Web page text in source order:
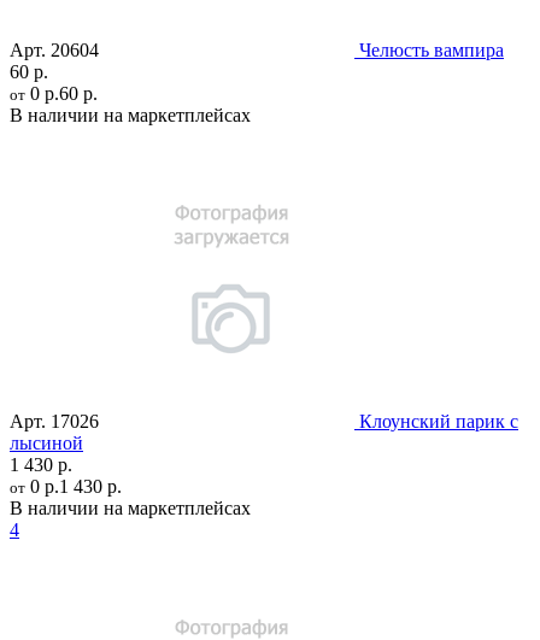
Арт. 20604
Челюсть вампира
60 р.
от 0 р.60 р.
В наличии на маркетплейсах
Арт. 17026
Клоунский парик с
лысиной
1 430 р.
от 0 р.1 430 р.
В наличии на маркетплейсах
4